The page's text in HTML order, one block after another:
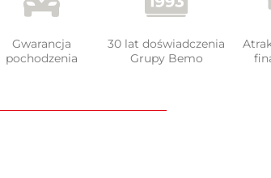
Gwarancja
pochodzenia
30 lat doświadczenia
Grupy Bemo